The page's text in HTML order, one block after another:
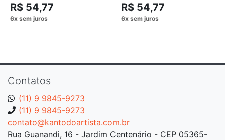
R$ 54,77 R$ 54,77
Contatos
(11) 9 9845-9273
(11) 9 9845-9273
contato@kantodoartista.com.br
Rua Guanandi, 16 - Jardim Centenário - CEP 05365-